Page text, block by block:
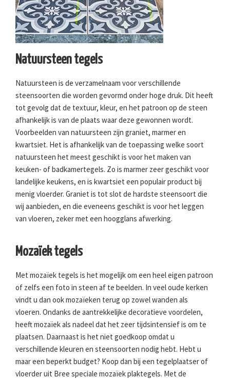
Natuursteen tegels
Natuursteen is de verzamelnaam voor verschillende
steensoorten die worden gevormd onder hoge druk. Dit heeft
tot gevolg dat de textuur, kleur, en het patroon op de steen
afhankelijk is van de plaats waar deze gewonnen wordt.
Voorbeelden van natuursteen zijn graniet, marmer en
kwartsiet. Het is afhankelijk van de toepassing welke soort
natuursteen het meest geschikt is voor het maken van
keuken- of badkamertegels. Zo is marmer zeer geschikt voor
landelijke keukens, en is kwartsiet een populair product bij
menig vloerder. Graniet is tot slot de hardste steensoort die
wij aanbieden, en die eveneens geschikt is voor het leggen
van vloeren, zeker met een hoogglans afwerking.
Mozaïek tegels
Met mozaïek tegels is het mogelijk om een heel eigen patroon
of zelfs een foto in steen af te beelden. In veel oude kerken
vindt u dan ook mozaïeken terug op zowel wanden als
vloeren. Ondanks de aantrekkelijke decoratieve voordelen,
heeft mozaïek als nadeel dat het zeer tijdsintensief is om te
plaatsen. Daarnaast is het niet goedkoop omdat u
verschillende kleuren en steensoorten nodig hebt. Hebt u
maar een beperkt budget? Koop dan bij een tegelplaatser of
vloerder uit Bree speciale mozaïek plaktegels. Met de